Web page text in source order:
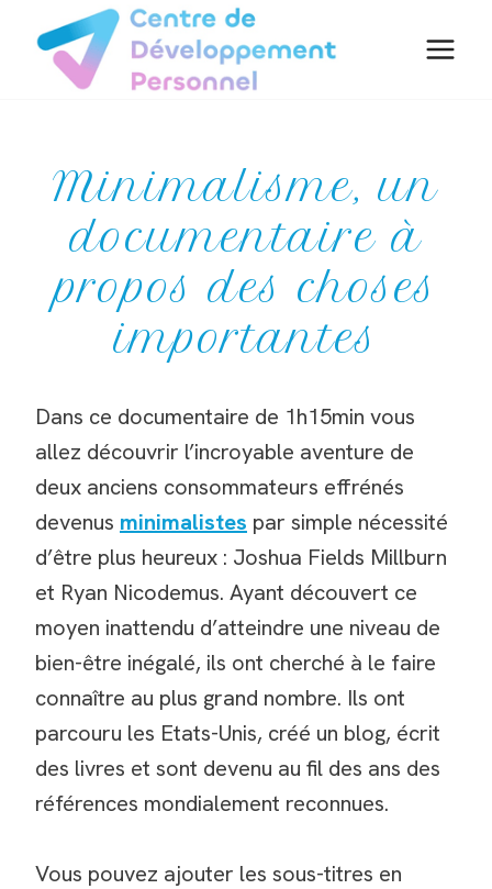
contenu
Minimalisme, un
documentaire à
propos des choses
importantes
Dans ce documentaire de 1h15min vous
allez découvrir l’incroyable aventure de
deux anciens consommateurs effrénés
devenus minimalistes par simple nécessité
d’être plus heureux : Joshua Fields Millburn
et Ryan Nicodemus. Ayant découvert ce
moyen inattendu d’atteindre une niveau de
bien-être inégalé, ils ont cherché à le faire
connaître au plus grand nombre. Ils ont
parcouru les Etats-Unis, créé un blog, écrit
des livres et sont devenu au fil des ans des
références mondialement reconnues.
Vous pouvez ajouter les sous-titres en